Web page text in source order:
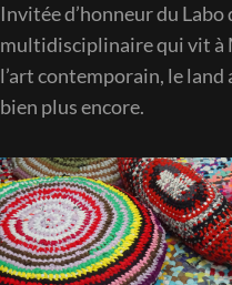
Invitée d’honneur du
multidisciplinaire qui vit à
l’art contemporain, le land
bien plus encore.